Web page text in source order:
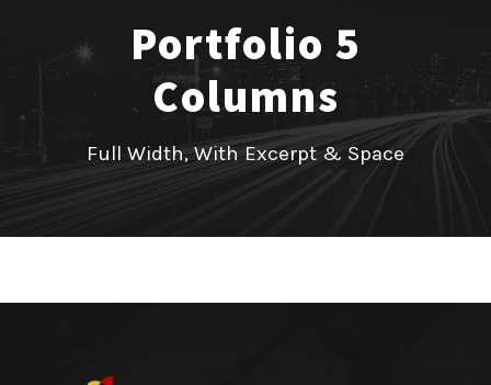
Portfolio 5
Columns
Full Width, With Excerpt & Space